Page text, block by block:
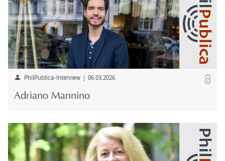
PhilPublica-​Interview | 06.03.2026
Adria­no Man­ni­no